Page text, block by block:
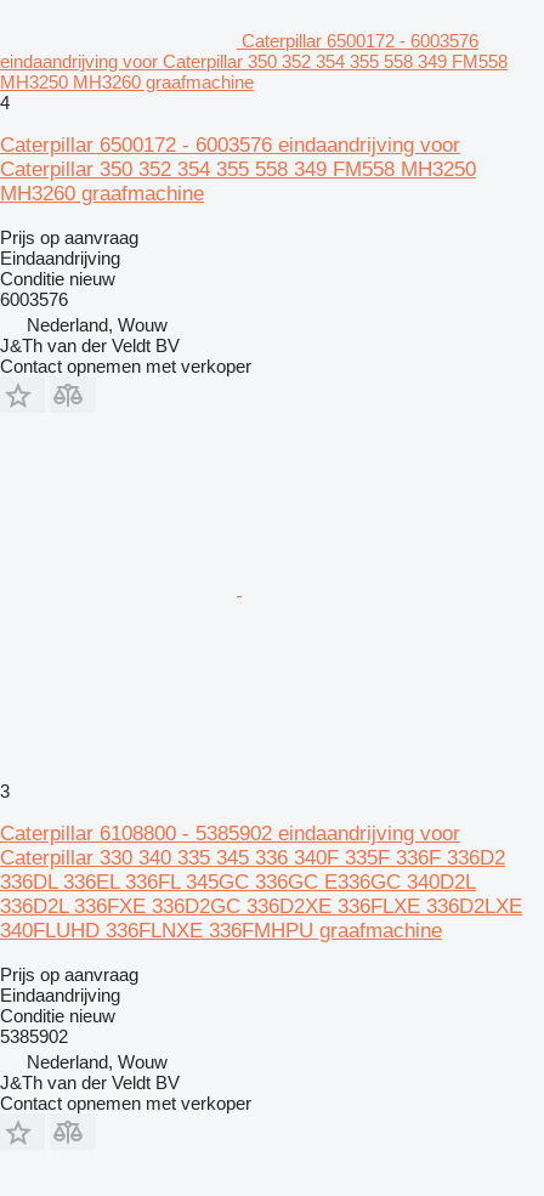
Caterpillar 6500172 - 6003576
eindaandrijving voor Caterpillar 350 352 354 355 558 349 FM558
MH3250 MH3260 graafmachine
4
Caterpillar 6500172 - 6003576 eindaandrijving voor
Caterpillar 350 352 354 355 558 349 FM558 MH3250
MH3260 graafmachine
Prijs op aanvraag
Eindaandrijving
Conditie nieuw
6003576
Nederland, Wouw
J&Th van der Veldt BV
Contact opnemen met verkoper
3
Caterpillar 6108800 - 5385902 eindaandrijving voor
Caterpillar 330 340 335 345 336 340F 335F 336F 336D2
336DL 336EL 336FL 345GC 336GC E336GC 340D2L
336D2L 336FXE 336D2GC 336D2XE 336FLXE 336D2LXE
340FLUHD 336FLNXE 336FMHPU graafmachine
Prijs op aanvraag
Eindaandrijving
Conditie nieuw
5385902
Nederland, Wouw
J&Th van der Veldt BV
Contact opnemen met verkoper